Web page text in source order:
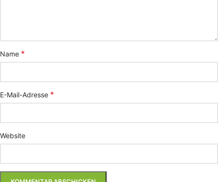
Name *
E-Mail-Adresse *
Website